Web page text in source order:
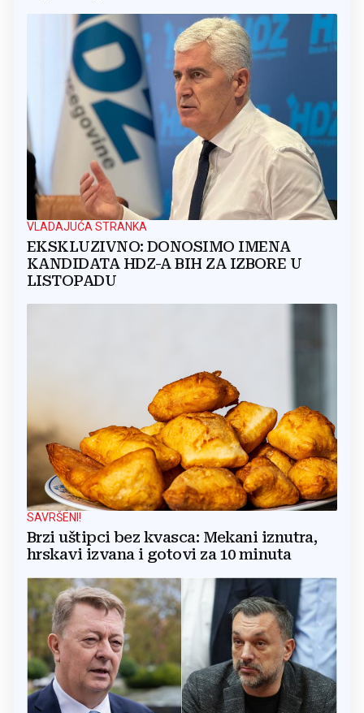
VLADAJUĆA STRANKA
EKSKLUZIVNO: DONOSIMO IMENA
KANDIDATA HDZ-A BIH ZA IZBORE U
LISTOPADU
SAVRŠENI!
Brzi uštipci bez kvasca: Mekani iznutra,
hrskavi izvana i gotovi za 10 minuta